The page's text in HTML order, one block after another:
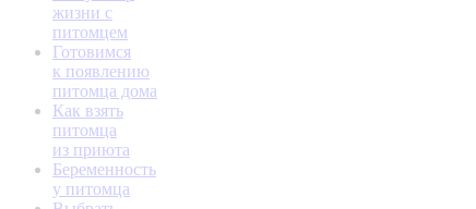
жизни с
питомцем
Готовимся
к появлению
питомца дома
Как взять
питомца
из приюта
Беременность
у питомца